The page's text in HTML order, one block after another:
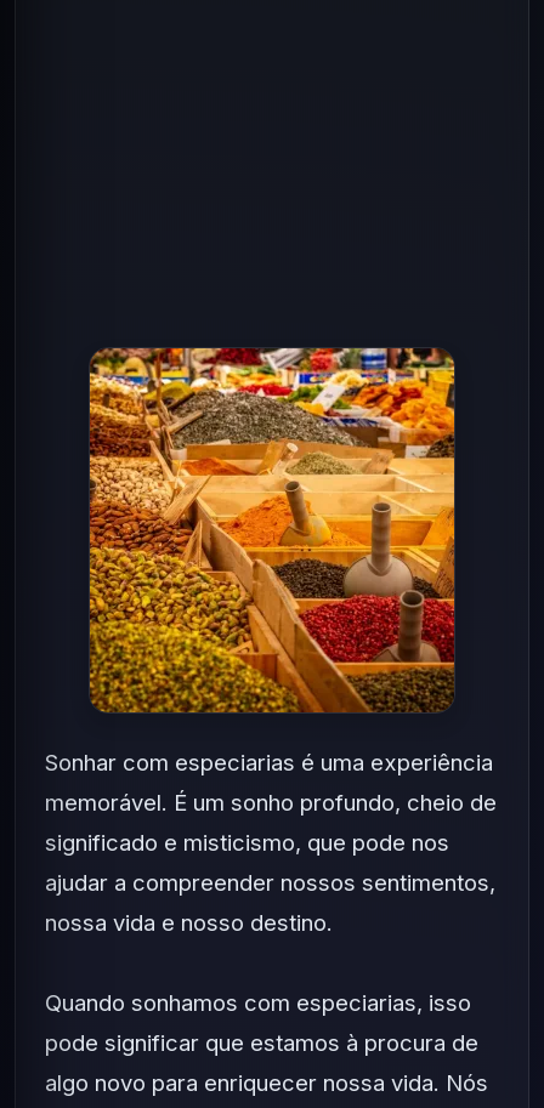
Sonhar com especiarias é uma experiência
memorável. É um sonho profundo, cheio de
significado e misticismo, que pode nos
ajudar a compreender nossos sentimentos,
nossa vida e nosso destino.
Quando sonhamos com especiarias, isso
pode significar que estamos à procura de
algo novo para enriquecer nossa vida. Nós